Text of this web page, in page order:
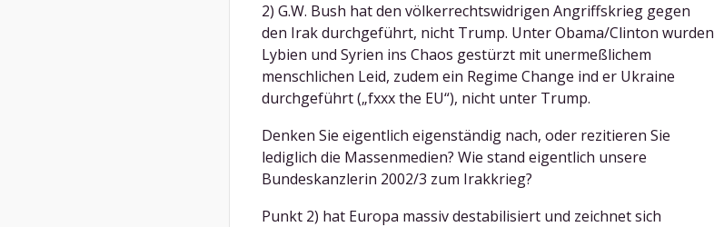
2) G.W. Bush hat den völkerrechtswidrigen Angriffskrieg gegen
den Irak durchgeführt, nicht Trump. Unter Obama/Clinton wurden
Lybien und Syrien ins Chaos gestürzt mit unermeßlichem
menschlichen Leid, zudem ein Regime Change ind er Ukraine
durchgeführt („fxxx the EU“), nicht unter Trump.
Denken Sie eigentlich eigenständig nach, oder rezitieren Sie
lediglich die Massenmedien? Wie stand eigentlich unsere
Bundeskanzlerin 2002/3 zum Irakkrieg?
Punkt 2) hat Europa massiv destabilisiert und zeichnet sich